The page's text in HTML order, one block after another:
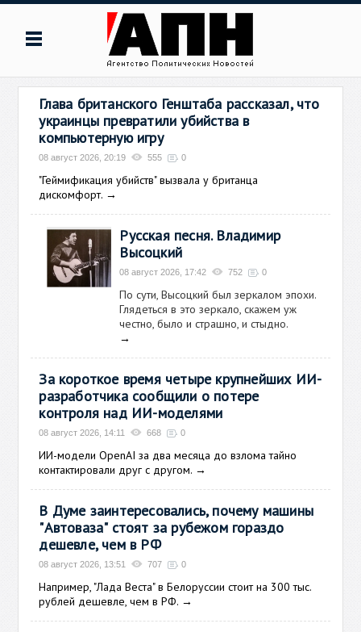
Глава британского Генштаба рассказал, что
украинцы превратили убийства в
компьютерную игру
08 август 2026, 20:19 555 0
"Геймификация убийств" вызвала у британца
дискомфорт. →
Русская песня. Владимир
Высоцкий
08 август 2026, 17:42 752 0
По сути, Высоцкий был зеркалом эпохи.
Глядеться в это зеркало, скажем уж
честно, было и страшно, и стыдно.
→
За короткое время четыре крупнейших ИИ-
разработчика сообщили о потере
контроля над ИИ-моделями
08 август 2026, 14:11 668 0
ИИ-модели OpenAI за два месяца до взлома тайно
контактировали друг с другом. →
В Думе заинтересовались, почему машины
"Автоваза" стоят за рубежом гораздо
дешевле, чем в РФ
08 август 2026, 13:51 707 0
Например, "Лада Веста" в Белоруссии стоит на 300 тыс.
рублей дешевле, чем в РФ. →